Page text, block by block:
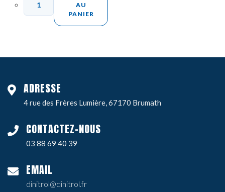
AU
PANIER
ADRESSE
4 rue des Frères Lumière, 67170 Brumath
CONTACTEZ-NOUS
03 88 69 40 39
EMAIL
dinitrol@dinitrol.fr